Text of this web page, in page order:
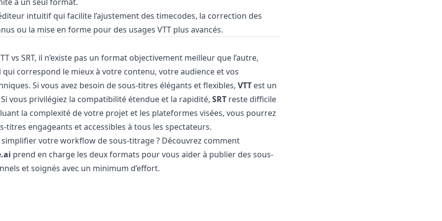
intuitif qui facilite l’ajustement des timecodes, la correction des
ou la mise en forme pour des usages VTT plus avancés.
vs SRT, il n’existe pas un format objectivement meilleur que l’autre,
correspond le mieux à votre contenu, votre audience et vos
Si vous avez besoin de sous-titres élégants et flexibles, VTTest un
vous privilégiez la compatibilité étendue et la rapidité, SRTreste difficile
la complexité de votre projet et les plateformes visées, vous pourrez
titres engageants et accessibles à tous les spectateurs.
votre workflow de sous-titrage ? Découvrez comment
prend en charge les deux formats pour vous aider à publier des sous-
et soignés avec un minimum d’effort.